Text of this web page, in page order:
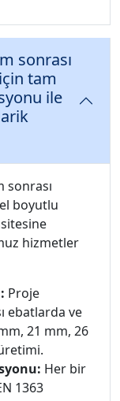
sonrası
tam
ile
sonrası
boyutlu
hizmetler
Proje
ebatlarda ve
21 mm, 26
Her bir
1363